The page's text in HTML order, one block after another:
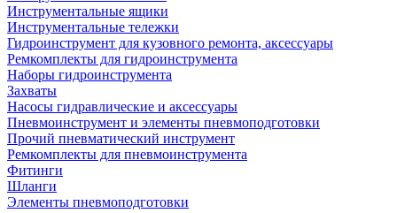
Инструментальные ящики
Инструментальные тележки
Гидроинструмент для кузовного ремонта, аксессуары
Ремкомплекты для гидроинструмента
Наборы гидроинструмента
Захваты
Насосы гидравлические и аксессуары
Пневмоинструмент и элементы пневмоподготовки
Прочий пневматический инструмент
Ремкомплекты для пневмоинструмента
Фитинги
Шланги
Элементы пневмоподготовки